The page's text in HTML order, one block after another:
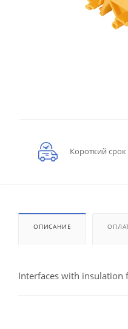
Короткий срок
ОПИСАНИЕ
Interfaces with insulation